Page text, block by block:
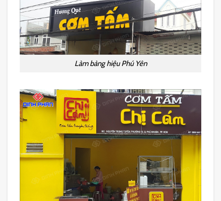
Làm bảng hiệu Phú Yên